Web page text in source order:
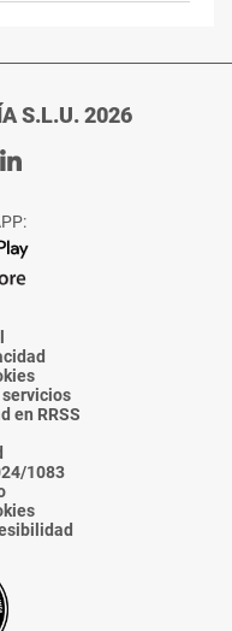
S.L.U. 2026
Almería
Ir
de
La
Voz
en RRSS
1083